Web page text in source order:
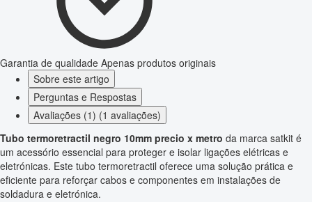
Garantia de qualidade Apenas produtos originais
Sobre este artigo
Perguntas e Respostas
Avaliações (1) (1 avaliações)
Tubo termoretractil negro 10mm precio x metro da marca satkit é
um acessório essencial para proteger e isolar ligações elétricas e
eletrónicas. Este tubo termoretractil oferece uma solução prática e
eficiente para reforçar cabos e componentes em instalações de
soldadura e eletrónica.